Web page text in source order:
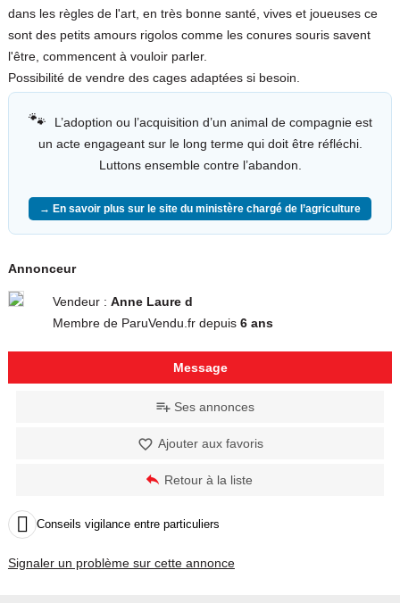
dans les règles de l'art, en très bonne santé, vives et joueuses ce
sont des petits amours rigolos comme les conures souris savent
l'être, commencent à vouloir parler.
Possibilité de vendre des cages adaptées si besoin.
🐾
L’adoption ou l’acquisition d’un animal de compagnie est
un acte engageant sur le long terme qui doit être réfléchi.
Luttons ensemble contre l’abandon.
→ En savoir plus sur le site du ministère chargé de l’agriculture
Annonceur
Vendeur : Anne Laure d
Membre de ParuVendu.fr depuis 6 ans
Message
Ses annonces
Ajouter aux favoris
Retour à la liste
 Conseils vigilance entre particuliers
Signaler un problème sur cette annonce